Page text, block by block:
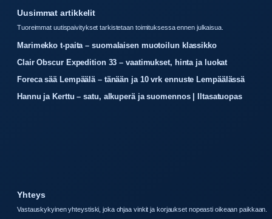
Uusimmat artikkelit
Tuoreimmat uutispaivitykset tarkistetaan toimituksessa ennen julkaisua.
Marimekko t-paita – suomalaisen muotoilun klassikko
Clair Obscur Expedition 33 – vaatimukset, hinta ja luokat
Foreca sää Lempäälä – tänään ja 10 vrk ennuste Lempäälässä
Hannu ja Kerttu – satu, alkuperä ja suomennos | Iltasatuopas
Yhteys
Vastauskykyinen yhteystiski, joka ohjaa vinkit ja korjaukset nopeasti oikeaan paikkaan.